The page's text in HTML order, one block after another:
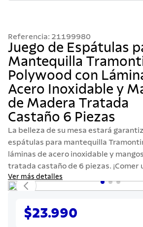
Referencia: 21199980
Juego de Espátulas
Mantequilla
Polywood con
Acero Inoxidable y
de Madera Tratada
Castaño 6 Piezas
La belleza de su mesa estará
espátulas para mantequilla
láminas de acero inoxidable y
tratada castaño de 6 piezas. ¡Comer
Ver más detalles
$23.990
2 .
sarten
3.
cubiertos
4.
ollas
5.
acero inoxidable
6.
grano
7.
442
8.
solar
9.
cuchillo
10. allegra